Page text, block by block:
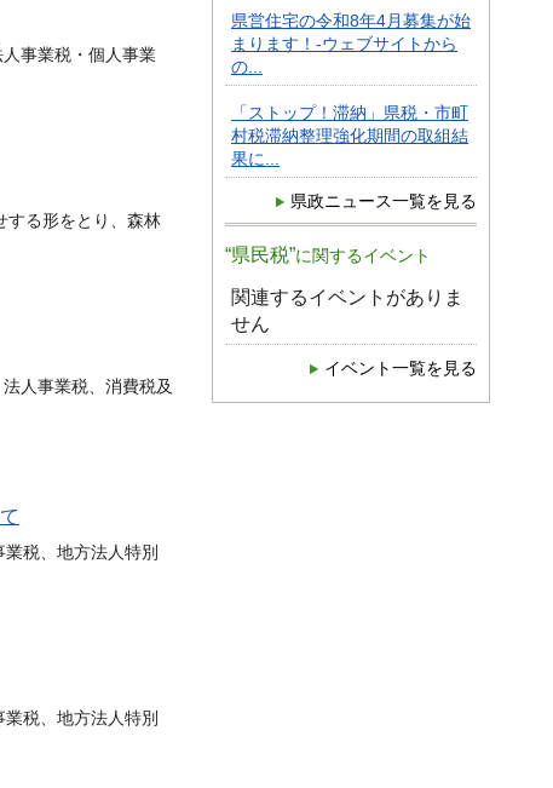
県営住宅の令和8年4月募集が始
まります！-ウェブサイトから
の...
「ストップ！滞納」県税・市町
村税滞納整理強化期間の取組結
果に...
県政ニュース一覧を見る
“県民税”に関するイベント
関連するイベントがありま
せん
イベント一覧を見る
人事業税・個人事業
する形をとり、森林
法人事業税、消費税及
業税、地方法人特別
業税、地方法人特別